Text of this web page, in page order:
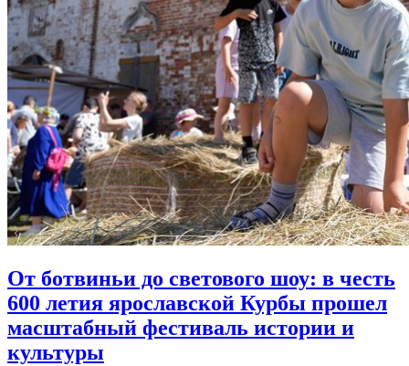
От ботвиньи до светового шоу: в честь
600 летия ярославской Курбы прошел
масштабный фестиваль истории и
культуры